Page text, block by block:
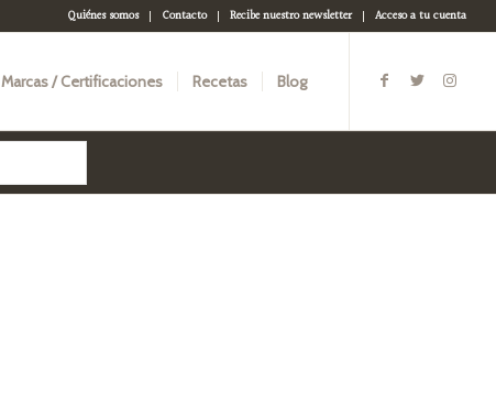
Quiénes somos Contacto Recibe nuestro newsletter Acceso a tu cuenta
Marcas / Certificaciones Recetas Blog